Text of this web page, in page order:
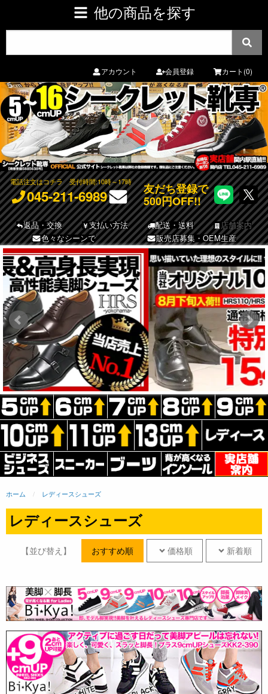
アカウント 会員登録 カート(0)
電話注文はコチラ受付時間:10時～17時
045-211-6989
友だち登録で
500円OFF!!
返品・交換 支払い方法 配送・送料
店舗案内
色々なシーンで
販売店募集・OEM生産
他の商品を探す
ホーム レディースシューズ
レディースシューズ
【並び替え】 おすすめ順 価格順 新着順